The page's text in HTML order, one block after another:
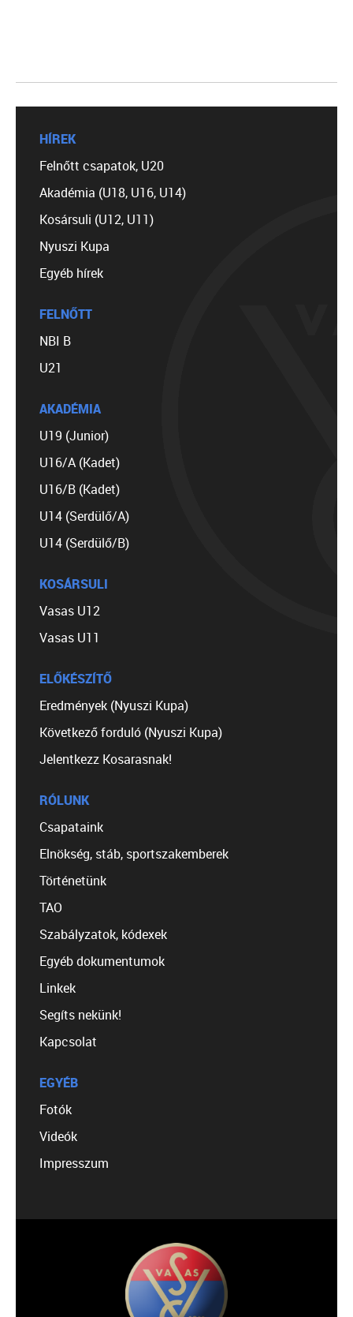
HÍREK
Felnőtt csapatok, U20
Akadémia (U18, U16, U14)
Kosársuli (U12, U11)
Nyuszi Kupa
Egyéb hírek
FELNŐTT
NBI B
U21
AKADÉMIA
U19 (Junior)
U16/A (Kadet)
U16/B (Kadet)
U14 (Serdülő/A)
U14 (Serdülő/B)
KOSÁRSULI
Vasas U12
Vasas U11
ELŐKÉSZÍTŐ
Eredmények (Nyuszi Kupa)
Következő forduló (Nyuszi Kupa)
Jelentkezz Kosarasnak!
RÓLUNK
Csapataink
Elnökség, stáb, sportszakemberek
Történetünk
TAO
Szabályzatok, kódexek
Egyéb dokumentumok
Linkek
Segíts nekünk!
Kapcsolat
EGYÉB
Fotók
Videók
Impresszum